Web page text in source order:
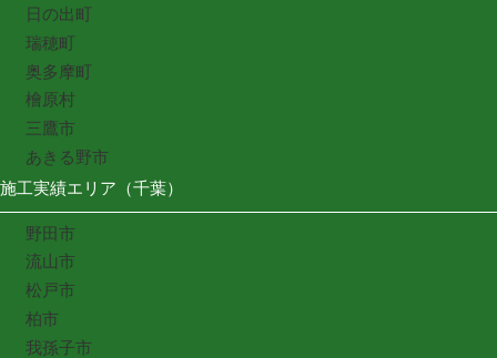
日の出町
瑞穂町
奥多摩町
檜原村
三鷹市
あきる野市
施工実績エリア（千葉）
野田市
流山市
松戸市
柏市
我孫子市